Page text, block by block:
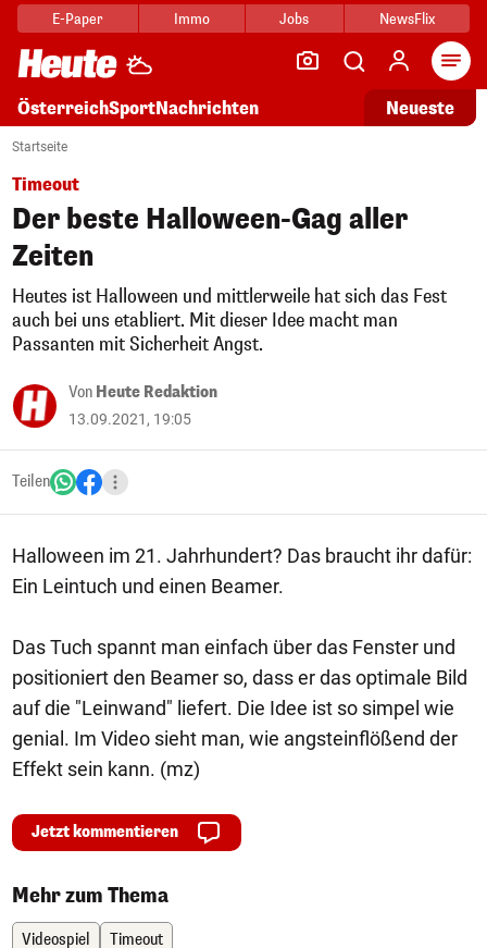
E-Paper Immo Jobs NewsFlix
ÖsterreichSportNachrichten Neueste
Startseite
Timeout
Der beste Halloween-Gag aller
Zeiten
Heutes ist Halloween und mittlerweile hat sich das Fest
auch bei uns etabliert. Mit dieser Idee macht man
Passanten mit Sicherheit Angst.
Von Heute Redaktion
13.09.2021, 19:05
Teilen
Halloween im 21. Jahrhundert? Das braucht ihr dafür:
Ein Leintuch und einen Beamer.
Das Tuch spannt man einfach über das Fenster und
positioniert den Beamer so, dass er das optimale Bild
auf die "Leinwand" liefert. Die Idee ist so simpel wie
genial. Im Video sieht man, wie angsteinflößend der
Effekt sein kann. (mz)
Jetzt kommentieren
Mehr zum Thema
Videospiel Timeout